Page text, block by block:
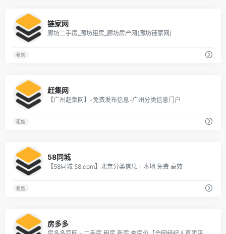
链家网
廊坊二手房_廊坊租房_廊坊房产网(廊坊链家网)
租售
赶集网
【广州赶集网】-免费发布信息-广州分类信息门户
租售
58同城
【58同城 58.com】北京分类信息 - 本地 免费 高效
租售
房多多